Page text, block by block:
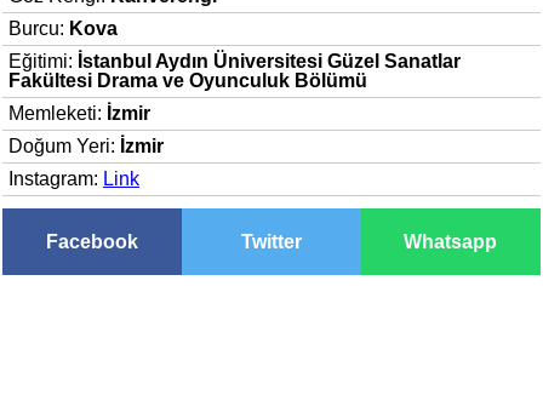
Burcu: Kova
Eğitimi: İstanbul Aydın Üniversitesi Güzel Sanatlar
Fakültesi Drama ve Oyunculuk Bölümü
Memleketi: İzmir
Doğum Yeri: İzmir
Instagram: Link
Facebook Twitter Whatsapp